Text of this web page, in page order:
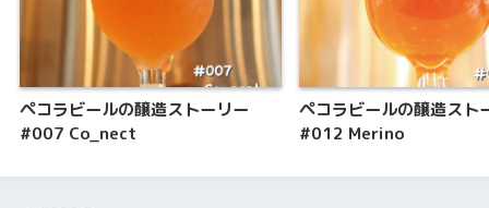
ペコラビールの醸造ストーリー
#007 Co_nect
ペコラビールの醸造スト
#012 Merino